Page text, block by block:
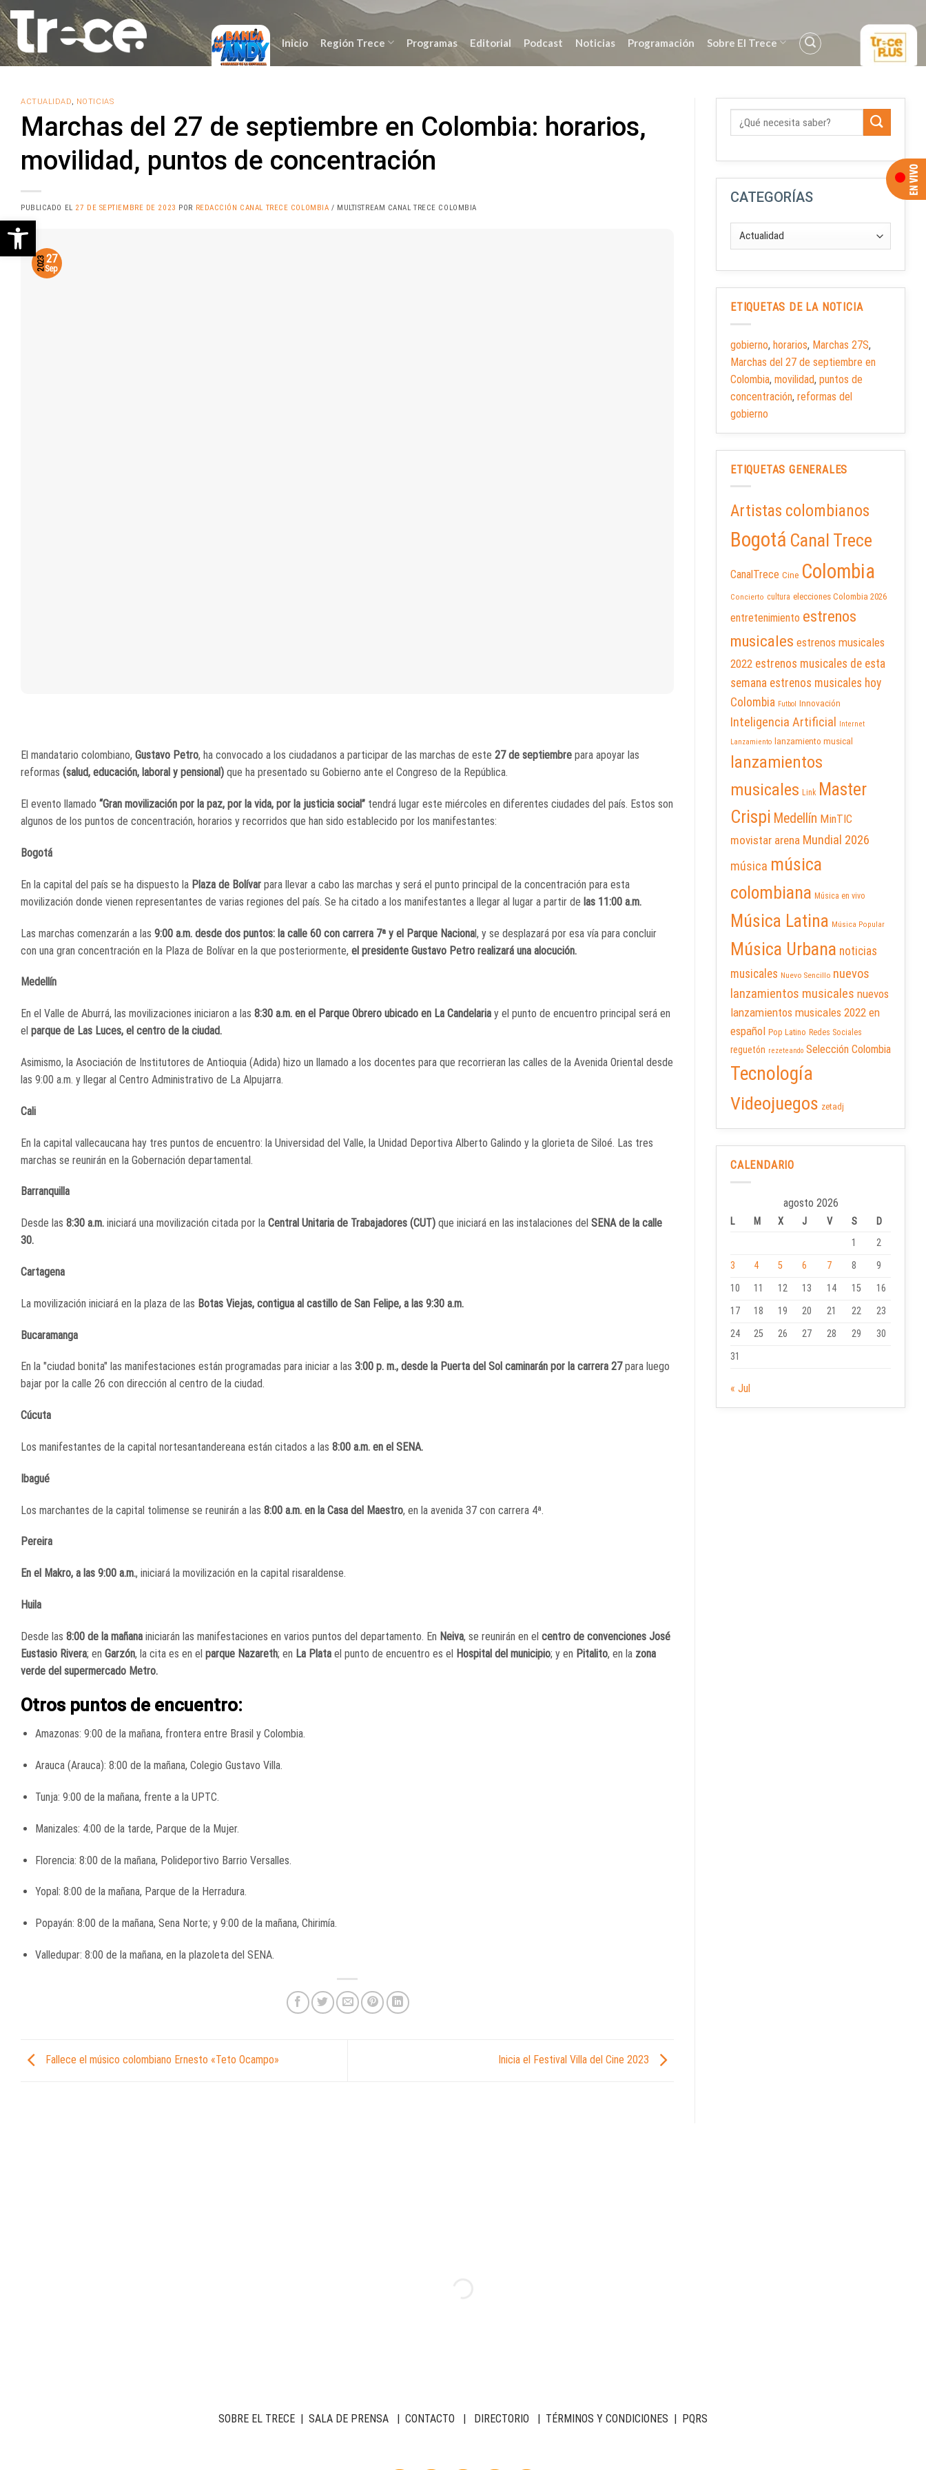
Saltar
al
contenido
Inicio Región Trece Programas Editorial Podcast Noticias Programación Sobre El Trece
ACTUALIDAD, NOTICIAS
Marchas del 27 de septiembre en Colombia: horarios,
movilidad, puntos de concentración
PUBLICADO EL 27 DE SEPTIEMBRE DE 2023 POR REDACCIÓN CANAL TRECE COLOMBIA / MULTISTREAM CANAL TRECE COLOMBIA
27
Sep
2023
El mandatario colombiano, Gustavo Petro, ha convocado a los ciudadanos a participar de las marchas de este 27 de septiembre para apoyar las
reformas (salud, educación, laboral y pensional) que ha presentado su Gobierno ante el Congreso de la República.
El evento llamado “Gran movilización por la paz, por la vida, por la justicia social” tendrá lugar este miércoles en diferentes ciudades del país. Estos son
algunos de los puntos de concentración, horarios y recorridos que han sido establecido por los manifestantes:
Bogotá
En la capital del país se ha dispuesto la Plaza de Bolívar para llevar a cabo las marchas y será el punto principal de la concentración para esta
movilización donde vienen representantes de varias regiones del país. Se ha citado a los manifestantes a llegar al lugar a partir de las 11:00 a.m.
Las marchas comenzarán a las 9:00 a.m. desde dos puntos: la calle 60 con carrera 7ª y el Parque Nacional, y se desplazará por esa vía para concluir
con una gran concentración en la Plaza de Bolívar en la que posteriormente, el presidente Gustavo Petro realizará una alocución.
Medellín
En el Valle de Aburrá, las movilizaciones iniciaron a las 8:30 a.m. en el Parque Obrero ubicado en La Candelaria y el punto de encuentro principal será en
el parque de Las Luces, el centro de la ciudad.
Asimismo, la Asociación de Institutores de Antioquia (Adida) hizo un llamado a los docentes para que recorrieran las calles de la Avenida Oriental desde
las 9:00 a.m. y llegar al Centro Administrativo de La Alpujarra.
Cali
En la capital vallecaucana hay tres puntos de encuentro: la Universidad del Valle, la Unidad Deportiva Alberto Galindo y la glorieta de Siloé. Las tres
marchas se reunirán en la Gobernación departamental.
Barranquilla
Desde las 8:30 a.m. iniciará una movilización citada por la Central Unitaria de Trabajadores (CUT) que iniciará en las instalaciones del SENA de la calle
30.
Cartagena
La movilización iniciará en la plaza de las Botas Viejas, contigua al castillo de San Felipe, a las 9:30 a.m.
Bucaramanga
En la "ciudad bonita" las manifestaciones están programadas para iniciar a las 3:00 p. m., desde la Puerta del Sol caminarán por la carrera 27para luego
bajar por la calle 26 con dirección al centro de la ciudad.
Cúcuta
Los manifestantes de la capital nortesantandereana están citados a las 8:00 a.m. en el SENA.
Ibagué
Los marchantes de la capital tolimense se reunirán a las 8:00 a.m. en la Casa del Maestro, en la avenida 37 con carrera 4ª.
Pereira
En el Makro, a las 9:00 a.m., iniciará la movilización en la capital risaraldense.
Huila
Desde las 8:00 de la mañana iniciarán las manifestaciones en varios puntos del departamento. En Neiva, se reunirán en el centro de convenciones José
Eustasio Rivera; en Garzón, la cita es en el parque Nazareth; en La Plata el punto de encuentro es el Hospital del municipio; y en Pitalito, en la zona
verde del supermercado Metro.
Otros puntos de encuentro:
Amazonas: 9:00 de la mañana, frontera entre Brasil y Colombia.
Arauca (Arauca): 8:00 de la mañana, Colegio Gustavo Villa.
Tunja: 9:00 de la mañana, frente a la UPTC.
Manizales: 4:00 de la tarde, Parque de la Mujer.
Florencia: 8:00 de la mañana, Polideportivo Barrio Versalles.
Yopal: 8:00 de la mañana, Parque de la Herradura.
Popayán: 8:00 de la mañana, Sena Norte; y 9:00 de la mañana, Chirimía.
Valledupar: 8:00 de la mañana, en la plazoleta del SENA.
Fallece el músico colombiano Ernesto «Teto Ocampo» Inicia el Festival Villa del Cine 2023
CATEGORÍAS
ETIQUETAS DE LA NOTICIA
gobierno, horarios, Marchas 27S,
Marchas del 27 de septiembre en
Colombia, movilidad, puntos de
concentración, reformas del
gobierno
ETIQUETAS GENERALES
Artistas colombianos
Bogotá Canal Trece
CanalTrece Cine Colombia
Concierto cultura elecciones Colombia 2026
entretenimiento estrenos
musicales estrenos musicales
2022 estrenos musicales de esta
semana estrenos musicales hoy
Colombia Futbol Innovación
Inteligencia Artificial
Internet
Lanzamiento
lanzamiento musical
lanzamientos
musicales Link Master
Crispi Medellín MinTIC
movistar arena Mundial 2026
música música
colombiana Música en vivo
Música Latina Música Popular
Música Urbana noticias
musicales Nuevo Sencillo nuevos
lanzamientos musicales nuevos
lanzamientos musicales 2022 en
español Pop Latino Redes Sociales
reguetón rezeteando Selección Colombia
Tecnología
Videojuegos zetadj
CALENDARIO
agosto 2026
L M X J V S
D
1
2
3
4 5 6 7 8
9
10
11 12 13 14 15
16
17
18 19 20 21 22
23
24
25 26 27 28 29
30
31
« Jul
SOBRE EL TRECE | SALA DE PRENSA | CONTACTO | DIRECTORIO | TÉRMINOS Y CONDICIONES | PQRS
Abrir barra de herramientas